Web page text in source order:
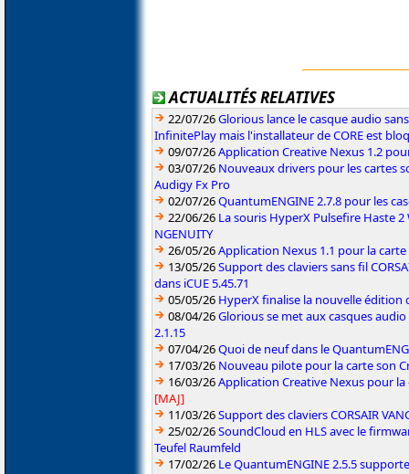
ACTUALITÉS RELATIVES
22/07/26Glorious lance le casque audio
InfinitePlay mais l'installateur de CORE est
09/07/26Application Creative Nexus 1.2
03/07/26 Nouveaux drivers pour les cartes
Audigy Fx Pro
02/07/26QuantumENGINE 2.7.8 pour les
22/06/26 La souris HyperX Pulsefire Haste
NGENUITY
26/05/26Application Nexus 1.1 pour la
13/05/26Support des claviers sans fil
dans iCUE 5.45.71
05/05/26 HyperX finalise la nouvelle édition
08/04/26Glorious se met aux casques audio
2.1.15
07/04/26Quoi de neuf dans le
17/03/26 Nouveau pilote pour la carte son
16/03/26Application Creative Nexus pour
[MAJ]
11/03/26Support des claviers CORSAIR
25/02/26SoundCloud en HLS avec le
Teufel Raumfeld
17/02/26 Le QuantumENGINE 2.5.5